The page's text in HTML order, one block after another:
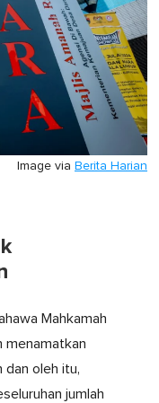
Image via Berita Harian
Mahkamah
menamatkan
dan oleh itu,
jumlah